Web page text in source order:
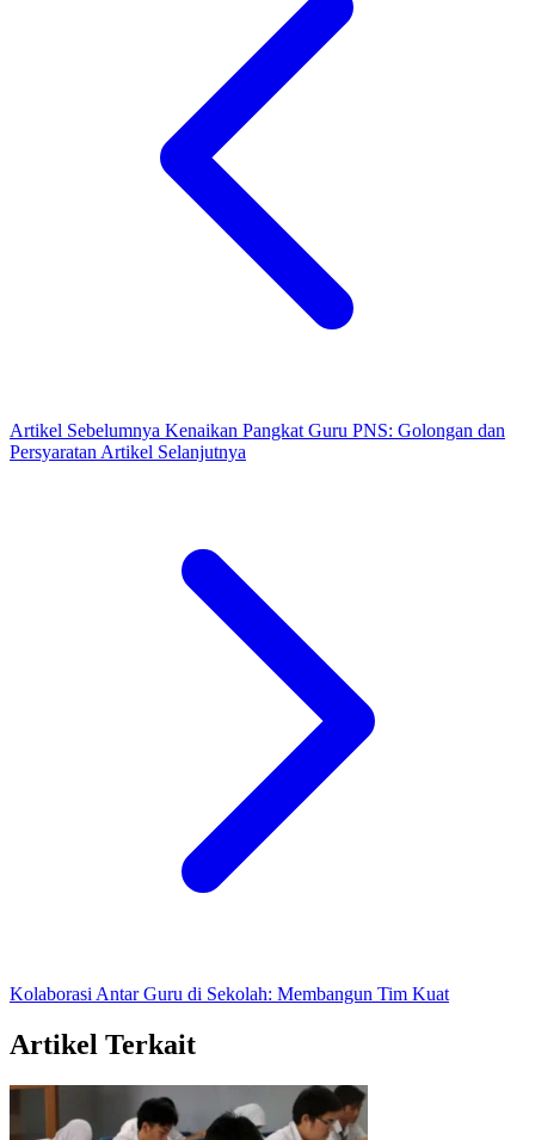
Artikel Sebelumnya Kenaikan Pangkat Guru PNS: Golongan dan
Persyaratan Artikel Selanjutnya
Kolaborasi Antar Guru di Sekolah: Membangun Tim Kuat
Artikel Terkait